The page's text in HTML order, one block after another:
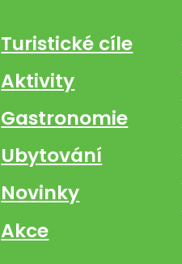
Turistické cíle
Aktivity
Gastronomie
Ubytování
Novinky
Akce